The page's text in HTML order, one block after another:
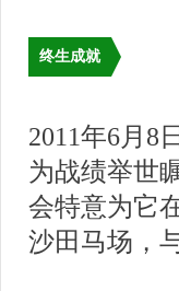
终生成就
2011年6月8
为战绩举世
会特意为它
沙田马场，